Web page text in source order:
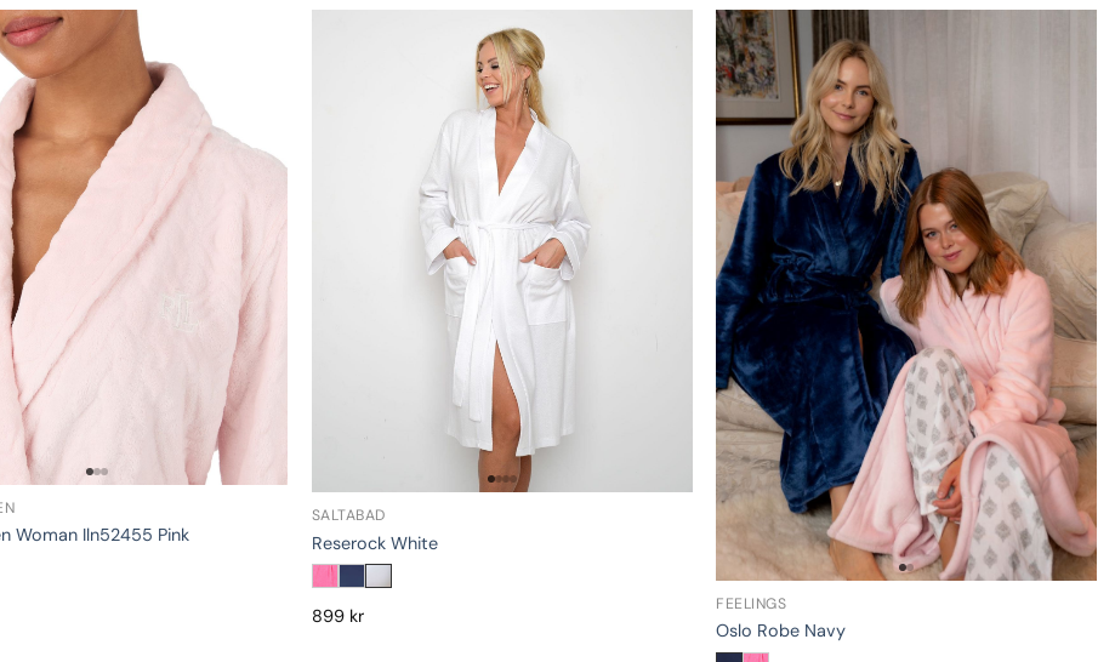
Woman Iln52455 Pink
SALTABAD
Reserock White
899 kr
FEELINGS
Oslo Robe Navy